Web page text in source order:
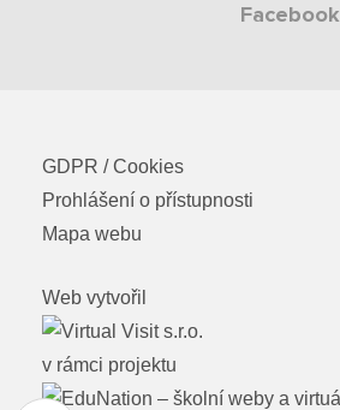
Facebook
GDPR / Cookies
Prohlášení o přístupnosti
Mapa webu
Web vytvořil
v rámci projektu